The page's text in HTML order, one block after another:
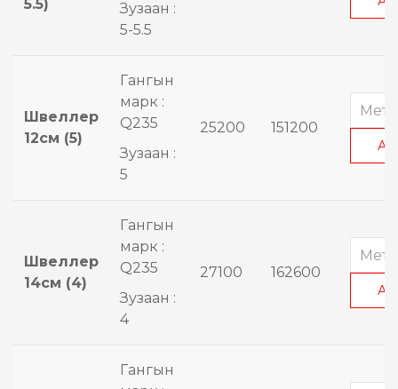
5.5)
Зузаан :
5-5.5
Швеллер
12см (5)
Гангын
марк :
Q235
Зузаан :
5
25200 151200
Швеллер
14см (4)
Гангын
марк :
Q235
Зузаан :
4
27100 162600
Гангын